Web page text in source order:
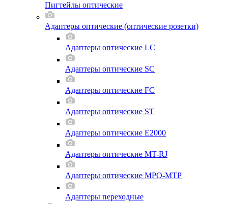
Пигтейлы оптические
Адаптеры оптические (оптические розетки)
Адаптеры оптические LC
Адаптеры оптические SC
Адаптеры оптические FC
Адаптеры оптические ST
Адаптеры оптические E2000
Адаптеры оптические MT-RJ
Адаптеры оптические MPO-MTP
Адаптеры переходные